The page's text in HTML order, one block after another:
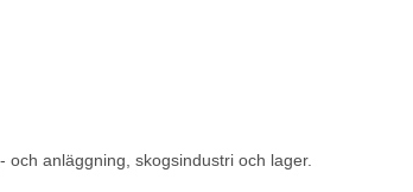
anläggning, skogsindustri och lager.